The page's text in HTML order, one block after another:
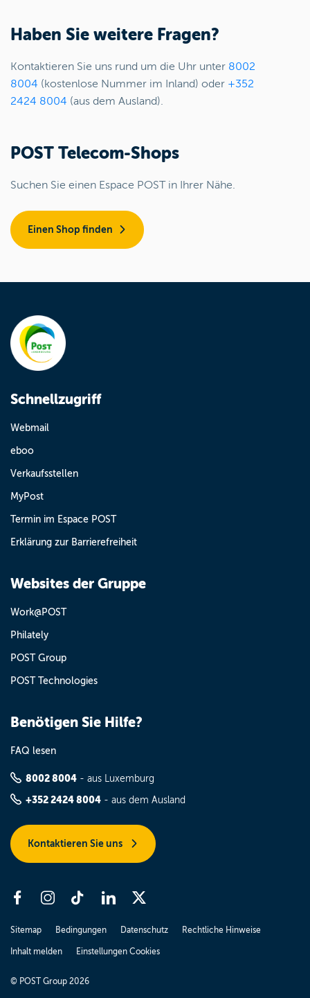
Haben Sie weitere Fragen?
Kontaktieren Sie uns rund um die Uhr unter 8002
8004 (kostenlose Nummer im Inland) oder +352
2424 8004 (aus dem Ausland).
POST Telecom-Shops
Suchen Sie einen Espace POST in Ihrer Nähe.
Einen Shop finden
Schnellzugriff
Webmail
eboo
Verkaufsstellen
MyPost
Termin im Espace POST
Erklärung zur Barrierefreiheit
Websites der Gruppe
Work@POST
Philately
POST Group
POST Technologies
Benötigen Sie Hilfe?
FAQ lesen
8002 8004 - aus Luxemburg
+352 2424 8004 - aus dem Ausland
Kontaktieren Sie uns
Sitemap Bedingungen Datenschutz Rechtliche Hinweise
Inhalt melden Einstellungen Cookies
© POST Group 2026